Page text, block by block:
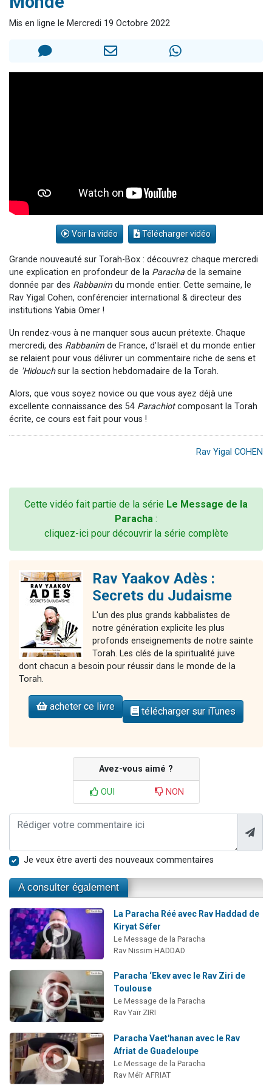
Il reste 49 places pour étudier en groupe sur Zoom
Ariel vient de donner son Maasser
Mis en ligne le Mercredi 19 Octobre 2022
Voir la vidéo Télécharger vidéo
Grande nouveauté sur Torah-Box : découvrez chaque mercredi
une explication en profondeur de la Parachade la semaine
donnée par des Rabbanim du monde entier. Cette semaine, le
Rav Yigal Cohen, conférencier international & directeur des
institutions Yabia Omer !
Un rendez-vous à ne manquer sous aucun prétexte. Chaque
mercredi, des Rabbanim de France, d'Israël et du monde entier
se relaient pour vous délivrer un commentaire riche de sens et
de 'Hidouchsur la section hebdomadaire de la Torah.
Alors, que vous soyez novice ou que vous ayez déjà une
excellente connaissance des 54 Parachiotcomposant la Torah
écrite, ce cours est fait pour vous !
Rav Yigal COHEN
Cette vidéo fait partie de la série Le Message de la
Paracha :
cliquez-ici pour découvrir la série complète
Rav Yaakov Adès :
Secrets du Judaisme
L'un des plus grands kabbalistes de
notre génération explicite les plus
profonds enseignements de notre sainte
Torah. Les clés de la spiritualité juive
dont chacun a besoin pour réussir dans le monde de la
Torah.
acheter ce livre télécharger sur iTunes
Avez-vous aimé ?
OUI NON
Je veux être averti des nouveaux commentaires
A consulter également
La Paracha Réé avec Rav Haddad de
Kiryat Séfer
Le Message de la Paracha
Rav Nissim HADDAD
Paracha ‘Ekev avec le Rav Ziri de
Toulouse
Le Message de la Paracha
Rav Yaïr ZIRI
Paracha Vaet'hanan avec le Rav
Afriat de Guadeloupe
Le Message de la Paracha
Rav Méïr AFRIAT